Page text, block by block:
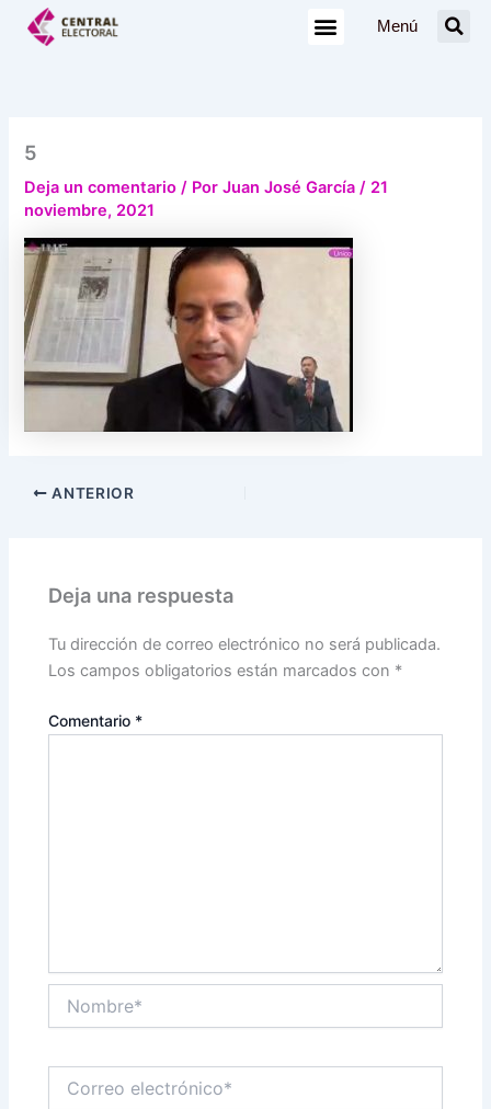
Menú
5
Deja un comentario / PorJuan José García/ 21
noviembre, 2021
ANTERIOR
Deja una respuesta
Tu dirección de correo electrónico no será publicada.
Los campos obligatorios están marcados con *
Comentario *
electrónico*